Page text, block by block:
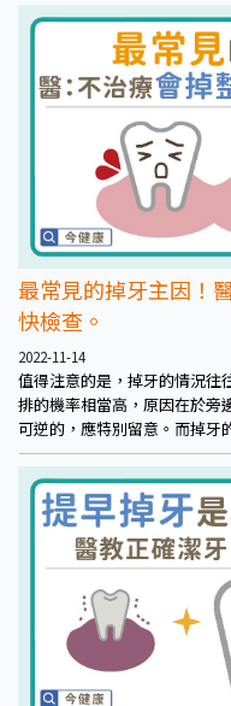
最常見的掉牙主因！
快檢查。
2022-11-14
值得注意的是，掉牙的情況往
排的機率相當高，原因在於旁
可逆的，應特別留意。而掉牙
就掉牙。